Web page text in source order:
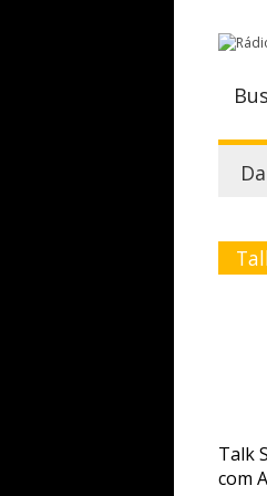
Talk
com